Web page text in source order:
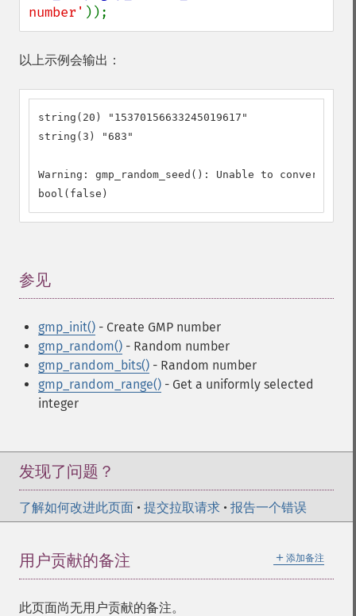
number' ));
以上示例会输出：
string(20) "15370156633245019617"
string(3) "683"
Warning: gmp_random_seed(): Unable to convert
bool(false)
参见
gmp_init() - Create GMP number
gmp_random() - Random number
gmp_random_bits() - Random number
gmp_random_range() - Get a uniformly selected
integer
发现了问题？
了解如何改进此页面 • 提交拉取请求 • 报告一个错误
＋ 添加备注
用户贡献的备注
此页面尚无用户贡献的备注。